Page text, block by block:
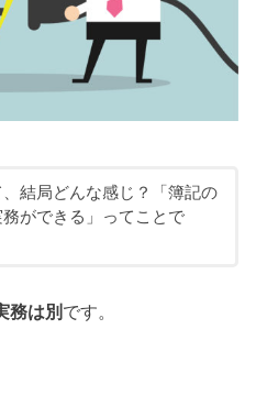
結局どんな感じ？「簿記の
ができる」ってことで
務は別 です。